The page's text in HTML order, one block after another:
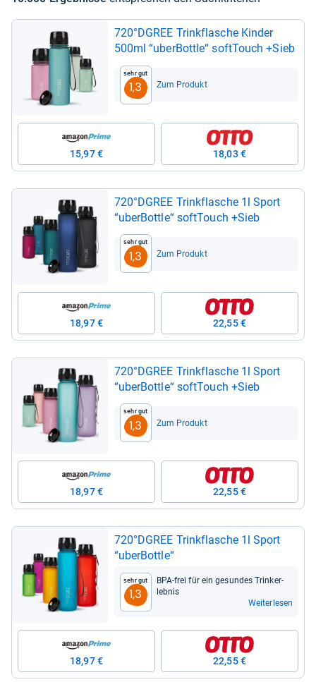
720°DGREE Trink­fla­sche Kin­der
500ml “uber­Bottle“ soft­Touch +Sieb
Sehr gut
1,3 Zum Produkt
15,97 € 18,03 €
720°DGREE Trink­fla­sche 1l Sport
“uber­Bottle“ soft­Touch +Sieb
Sehr gut
1,3 Zum Produkt
18,97 € 22,55 €
720°DGREE Trink­fla­sche 1l Sport
“uber­Bottle“ soft­Touch +Sieb
Sehr gut
1,3 Zum Produkt
18,97 € 22,55 €
720°DGREE Trink­fla­sche 1l Sport
“uber­Bottle“
Sehr gut
1,3
BPA-​frei für ein gesun­des Trin­ker­
leb­nis
Weiterlesen
18,97 € 22,55 €